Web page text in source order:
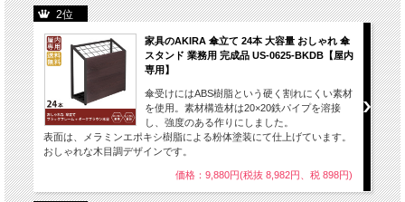
2位
家具のAKIRA 傘立て 24本 大容量 おしゃれ 傘
スタンド 業務用 完成品 US-0625-BKDB【屋内
専用】
傘受けにはABS樹脂という硬く割れにくい素材
を使用。素材構造材は20×20鉄パイプを溶接
し、強度のある作りにしました。
表面は、メラミンエポキシ樹脂による粉体塗装にて仕上げています。
おしゃれな木目調デザインです。
価格：9,880円(税抜 8,982円、税 898円)